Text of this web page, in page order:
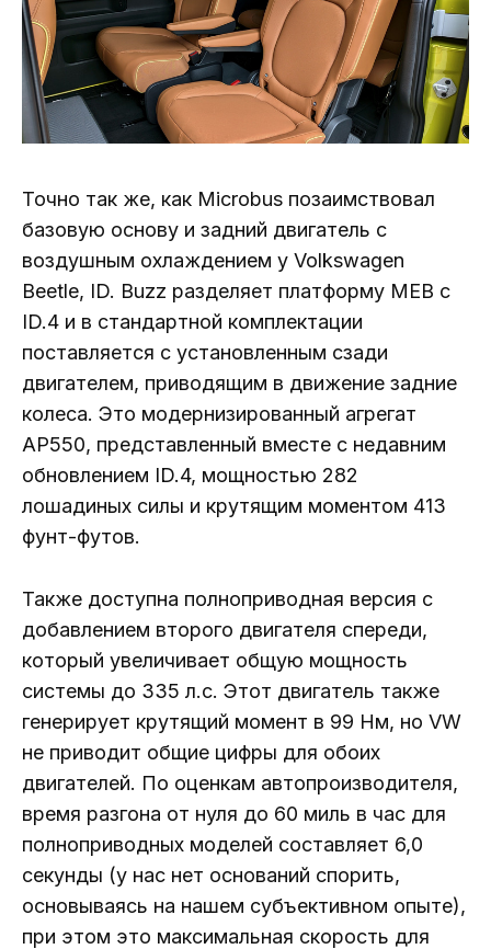
Точно так же, как Microbus позаимствовал
базовую основу и задний двигатель с
воздушным охлаждением у Volkswagen
Beetle, ID. Buzz разделяет платформу MEB с
ID.4 и в стандартной комплектации
поставляется с установленным сзади
двигателем, приводящим в движение задние
колеса. Это модернизированный агрегат
AP550, представленный вместе с недавним
обновлением ID.4, мощностью 282
лошадиных силы и крутящим моментом 413
фунт-футов.
Также доступна полноприводная версия с
добавлением второго двигателя спереди,
который увеличивает общую мощность
системы до 335 л.с. Этот двигатель также
генерирует крутящий момент в 99 Нм, но VW
не приводит общие цифры для обоих
двигателей. По оценкам автопроизводителя,
время разгона от нуля до 60 миль в час для
полноприводных моделей составляет 6,0
секунды (у нас нет оснований спорить,
основываясь на нашем субъективном опыте),
при этом это максимальная скорость для